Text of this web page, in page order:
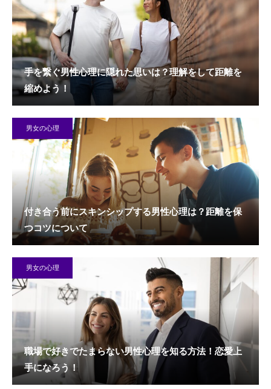
手を繋ぐ男性心理に隠れた思いは？理解をして距離を
縮めよう！
男女の心理
付き合う前にスキンシップする男性心理は？距離を保
つコツについて
男女の心理
職場で好きでたまらない男性心理を知る方法！恋愛上
手になろう！